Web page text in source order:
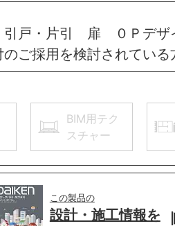
引戸・片引 扉 ０Ｐデ
採用を検討されている
BIM用テク
スチャー
この製品の
設計・施工情報を